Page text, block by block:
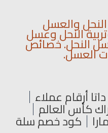
والعسل
النحل وعسل
النحل. خصائص
العسل.
داتا أرقام عملاء
كأس العالم
كود خصم سلة